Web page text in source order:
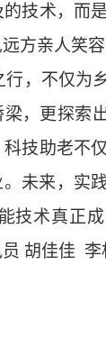
技术，而
方亲人笑容
行，不仅为
，更探索
技助老不
未来，实
技术真正
胡佳佳 李